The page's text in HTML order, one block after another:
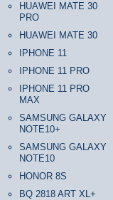
HUAWEI MATE 30
PRO
HUAWEI MATE 30
IPHONE 11
IPHONE 11 PRO
IPHONE 11 PRO
MAX
SAMSUNG GALAXY
NOTE10+
SAMSUNG GALAXY
NOTE10
HONOR 8S
BQ 2818 ART XL+